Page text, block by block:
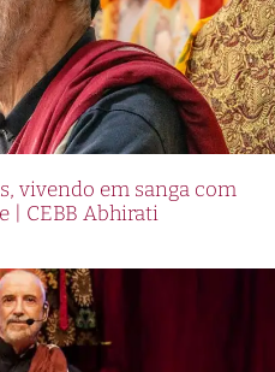
vivendo em sanga com
| CEBB Abhirati